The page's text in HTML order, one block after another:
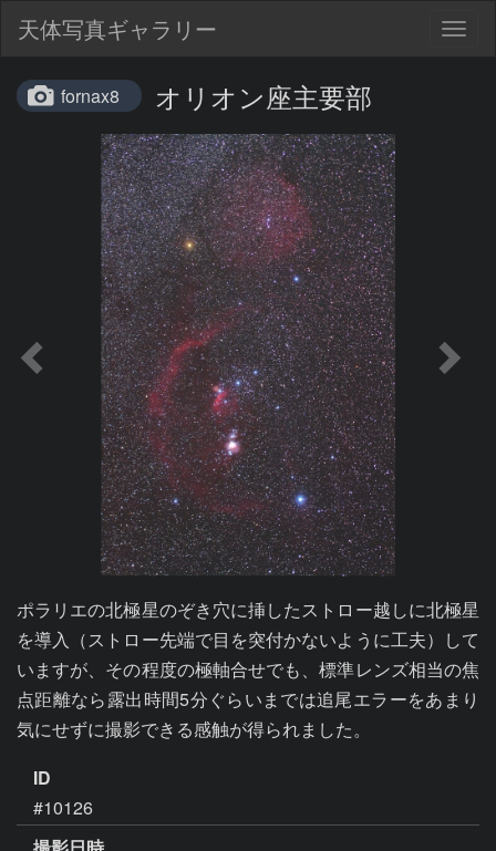
天体写真ギャラリー
fornax8 オリオン座主要部
ポラリエの北極星のぞき穴に挿したストロー越しに北極星
を導入（ストロー先端で目を突付かないように工夫）して
いますが、その程度の極軸合せでも、標準レンズ相当の焦
点距離なら露出時間5分ぐらいまでは追尾エラーをあまり
気にせずに撮影できる感触が得られました。
ID
#10126